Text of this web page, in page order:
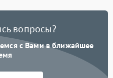
вопросы?
с Вами в ближайшее